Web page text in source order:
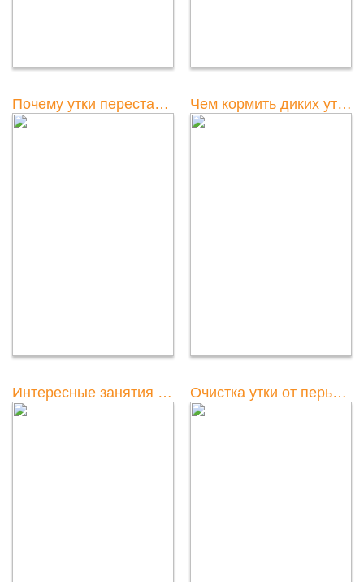
Почему утки перестали садиться на яйца и как это исправить Чем кормить диких уток зимой: полезные советы
Интересные занятия для уток в парке: находки и развлечения Очистка утки от перьев: советы и инструкции